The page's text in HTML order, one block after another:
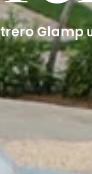
Glamp